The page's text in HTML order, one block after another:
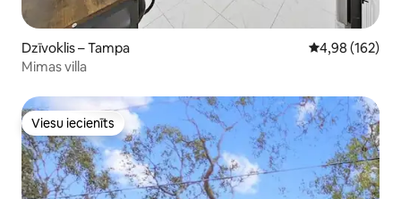
Dzīvoklis – Tampa Vidējais
4,98 (162)
Mimas villa
Viesu iecienīts
Viesu iecienīts